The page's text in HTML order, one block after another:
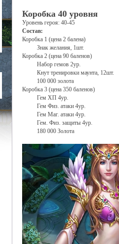
Коробка 40 уровня
Уровень героя: 40-45
Состав:
Коробка 1 (цена 2 балена)
Знак желания, 1шт.
Коробка 2 (цена 90 баленов)
Набор гемов 2ур.
Кнут тренировки маунта, 12шт.
100 000 золота
Коробка 3 (цена 350 баленов)
Гем ХП 4ур.
Гем Физ. атаки 4ур.
Гем Маг. атаки 4ур.
Гем. Физ. защиты 4ур.
180 000 Золота